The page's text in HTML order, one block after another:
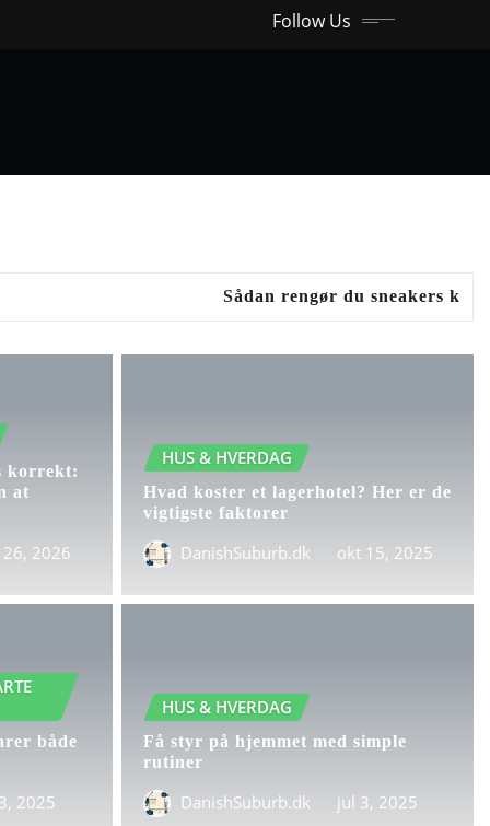
Follow Us
Sådan rengør du sneakers korrekt:
korrekt:
at
2026
HUS & HVERDAG
Hvad koster et lagerhotel? Her er de
vigtigste faktorer
DanishSuburb.dk okt 15, 2025
både
2025
HUS & HVERDAG
Få styr på hjemmet med simple
rutiner
DanishSuburb.dk jul 3, 2025